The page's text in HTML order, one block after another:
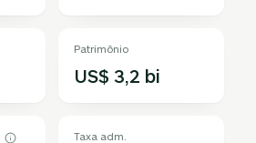
Patrimônio
US$ 3,2 bi
Taxa adm.